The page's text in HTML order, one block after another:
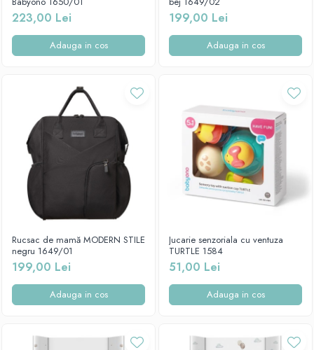
223,00 Lei
Adauga in cos
199,00 Lei
Adauga in cos
Rucsac de mamă MODERN STILE
negru 1649/01
199,00 Lei
Adauga in cos
Jucarie senzoriala cu ventuza
TURTLE 1584
51,00 Lei
Adauga in cos